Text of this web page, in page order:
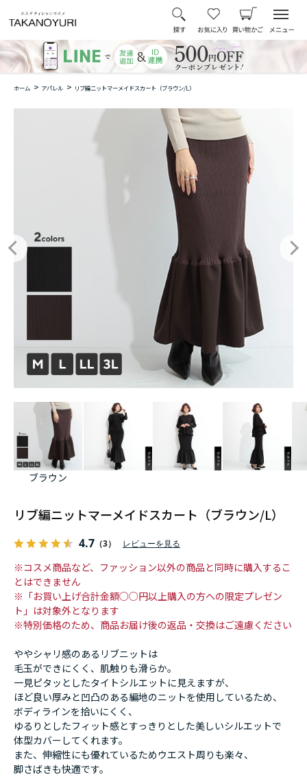
ホーム > アパレル > リブ編ニットマーメイドスカート（ブラウン/L）
ブラウン
リブ編ニットマーメイドスカート（ブラウン/L）
4.7 （3） レビューを見る
※コスメ商品など、ファッション以外の商品と同時に購入するこ
とはできません
※「お買い上げ合計金額○○円以上購入の方への限定プレゼン
ト」は対象外となります
※特別価格のため、商品お届け後の返品・交換はご遠慮ください
ややシャリ感のあるリブニットは
毛玉ができにくく、肌触りも滑らか。
一見ピタッとしたタイトシルエットに見えますが、
ほど良い厚みと凹凸のある編地のニットを使用しているため、
ボディラインを拾いにくく、
ゆるりとしたフィット感とすっきりとした美しいシルエットで
体型カバーしてくれます。
また、伸縮性にも優れているためウエスト周りも楽々、
脚さばきも快適です。